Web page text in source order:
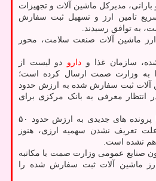
بارانی، مدیرکل ماشین آلات و تجهیزات
تامین ارز و تسهیل ثبت سفارش
به توافق رسیدند.
ماشین آلات صنعت سلامت، محور
سازمان غذا ودارو دو لیست از
به وزارت صمت ارسال کرده است؛
ثبت سفارش شده به ارزش حدود
در انتظار معرفی به بانک مرکزی برای
لیست دوم نیز در ارتباط با پرونده های جدیدی به ارزش حدود ۵۰
تعریف نشدن سهمیه ارزی، هنوز
نشده است.
صنایع عمومی وزارت صمت با مکاتبه
ماشین آلات ثبت سفارش شده را